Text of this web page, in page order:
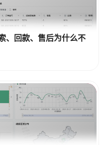
、回款、售后为什么不